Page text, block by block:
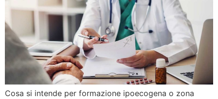
Cosa si intende per formazione ipoecogena o zona